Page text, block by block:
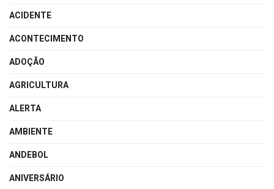
ACIDENTE
ACONTECIMENTO
ADOÇÃO
AGRICULTURA
ALERTA
AMBIENTE
ANDEBOL
ANIVERSÁRIO